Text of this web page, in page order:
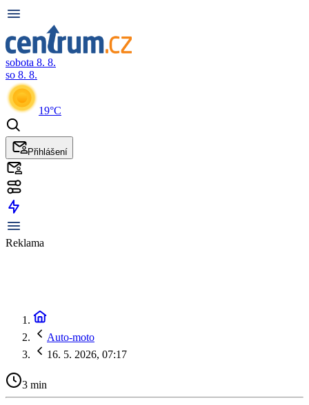
sobota 8. 8.
so 8. 8.
19°C
Přihlášení
Reklama
Auto-moto
16. 5. 2026, 07:17
3 min